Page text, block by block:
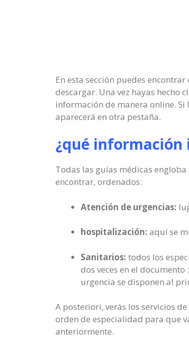
En esta sección puedes
descargar. Una vez hayas hecho
información de manera online.
aparecerá en otra pestaña.
¿qué información
Todas las guías médicas
encontrar, ordenados:
Atención de urgencias:
hospitalización: aquí se
Sanitarios: todos los
dos veces en el
urgencia se disponen al
A posteriori, verás los servicios
orden de especialidad para que
anteriormente.